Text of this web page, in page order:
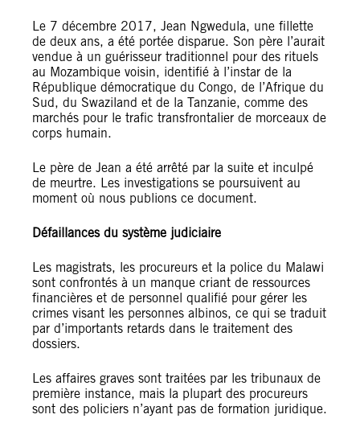
Le 7 décembre 2017, Jean Ngwedula, une fillette
de deux ans, a été portée disparue. Son père l’aurait
vendue à un guérisseur traditionnel pour des rituels
au Mozambique voisin, identifié à l’instar de la
République démocratique du Congo, de l’Afrique du
Sud, du Swaziland et de la Tanzanie, comme des
marchés pour le trafic transfrontalier de morceaux de
corps humain.
Le père de Jean a été arrêté par la suite et inculpé
de meurtre. Les investigations se poursuivent au
moment où nous publions ce document.
Défaillances du système judiciaire
Les magistrats, les procureurs et la police du Malawi
sont confrontés à un manque criant de ressources
financières et de personnel qualifié pour gérer les
crimes visant les personnes albinos, ce qui se traduit
par d’importants retards dans le traitement des
dossiers.
Les affaires graves sont traitées par les tribunaux de
première instance, mais la plupart des procureurs
sont des policiers n’ayant pas de formation juridique.